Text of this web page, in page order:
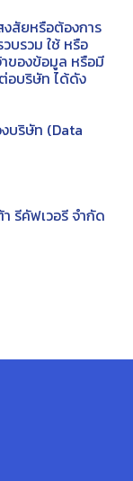
สัยหรือต้องการ
บรวม ใช้ หรือ
ของข้อมูล หรือมี
อบริษัท ได้ดัง
บริษัท (Data
รีคัฟเวอรี จำกัด